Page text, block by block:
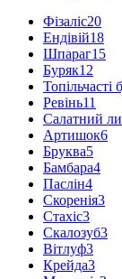
Фізаліс20
Ендівій18
Шпараг15
Буряк12
Топільчасті
Ревінь11
Салатний
Артишок6
Бруква5
Бамбара4
Паслін4
Скоренія3
Стахіс3
Скалозуб3
Вітлуф3
Крейда3